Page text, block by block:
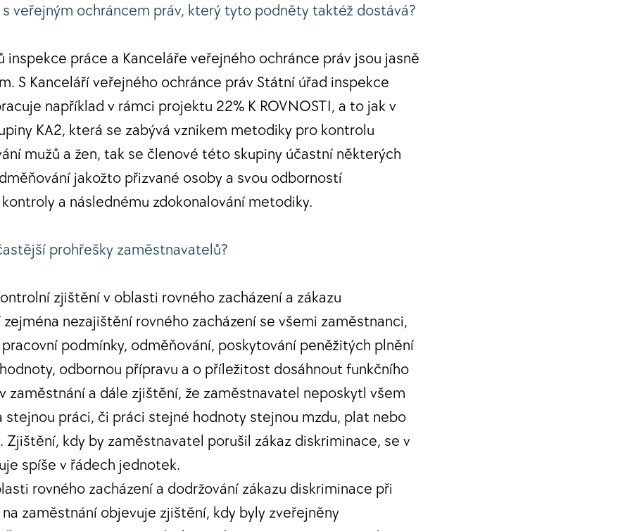
veřejným ochráncem práv, který tyto podněty taktéž dostává?
inspekce práce a Kanceláře veřejného ochránce práv jsou jasně
S Kanceláří veřejného ochránce práv Státní úřad inspekce
například v rámci projektu 22% K ROVNOSTI, a to jak v
KA2, která se zabývá vznikem metodiky pro kontrolu
mužů a žen, tak se členové této skupiny účastní některých
jakožto přizvané osoby a svou odborností
a následnému zdokonalování metodiky.
prohřešky zaměstnavatelů?
zjištění v oblasti rovného zacházení a zákazu
nezajištění rovného zacházení se všemi zaměstnanci,
podmínky, odměňování, poskytování peněžitých plnění
odbornou přípravu a o příležitost dosáhnout funkčního
zaměstnání a dále zjištění, že zaměstnavatel neposkytl všem
stejnou práci, či práci stejné hodnoty stejnou mzdu, plat nebo
Zjištění, kdy by zaměstnavatel porušil zákaz diskriminace, se v
spíše v řádech jednotek.
rovného zacházení a dodržování zákazu diskriminace při
zaměstnání objevuje zjištění, kdy byly zveřejněny